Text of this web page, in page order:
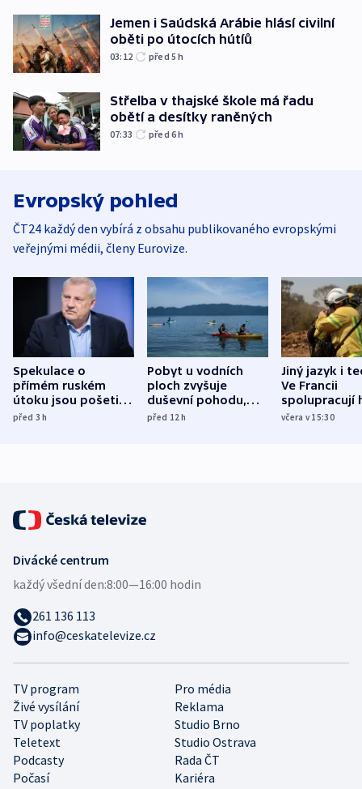
Jemen i Saúdská Arábie hlásí civilní
oběti po útocích hútíů
03:12 před 5h
Střelba v thajské škole má řadu
obětí a desítky raněných
07:33 před 6h
Evropský pohled
ČT24 každý den vybírá z obsahu publikovaného evropskými
veřejnými médii, členy Eurovize.
Spekulace o
přímém ruském
útoku jsou pošetilé,
míní estonský
před 3h
Pobyt u vodních
ploch zvyšuje
duševní pohodu,
ukázala
před 12h
Jiný jazyk i
Ve Francii
spolupracují
různých zemí
včera v 15:30
TV program
Pro média
Živé vysílání
Reklama
TV poplatky
Studio Brno
Teletext
Studio Ostrava
Podcasty
Rada ČT
Počasí
Kariéra
Divácké centrum
každý všední den:8:00—16:00 hodin
261 136 113
info@ceskatelevize.cz